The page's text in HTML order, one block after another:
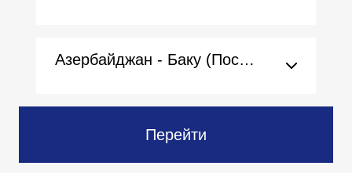
Азербайджан - Баку (Посольство)
Перейти